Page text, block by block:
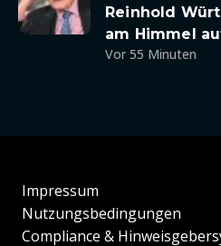
Reinhold
am Himmel
Vor 55 Minuten
Impressum
Nutzungsbedingungen
Compliance &